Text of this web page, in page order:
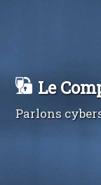
Le
Parlons